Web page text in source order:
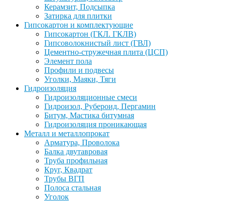
Керамзит, Подсыпка
Затирка для плитки
Гипсокартон и комплектующие
Гипсокартон (ГКЛ. ГКЛВ)
Гипсоволокнистый лист (ГВЛ)
Цементно-стружечная плита (ЦСП)
Элемент пола
Профили и подвесы
Уголки, Маяки, Тяги
Гидроизоляция
Гидроизоляционные смеси
Гидроизол, Рубероид, Пергамин
Битум, Мастика битумная
Гидроизоляция проникающая
Металл и металлопрокат
Арматура, Проволока
Балка двутавровая
Труба профильная
Круг, Квадрат
Трубы ВГП
Полоса стальная
Уголок